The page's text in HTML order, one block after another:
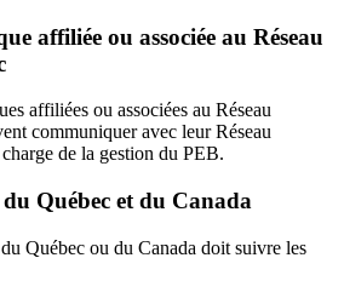
affiliée ou associée au Réseau
affiliées ou associées au Réseau
communiquer avec leur Réseau
de la gestion du PEB.
Québec et du Canada
Québec ou du Canada doit suivre les